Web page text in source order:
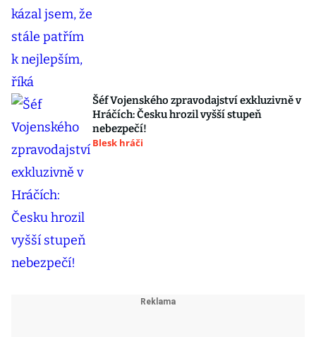
Šéf Vojenského zpravodajství exkluzivně v
Hráčích: Česku hrozil vyšší stupeň
nebezpečí!
Blesk hráči